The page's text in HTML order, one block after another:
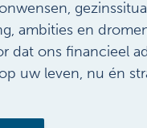
ambities en
dat ons financieel
uw leven, nu én